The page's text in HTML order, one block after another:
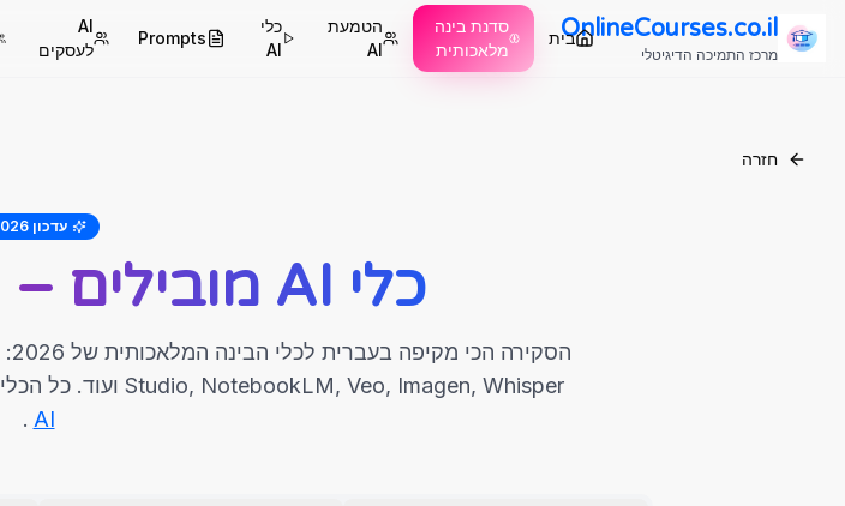
OnlineCourses.co.il
מרכז התמיכה הדיגיטלי
בית
סדנת בינה
מלאכותית
הטמעת
AI
כלי
AI
Prompts
AI
לעסקים
חזרה
עדכון 2026
כלי AI מובילים – המדריך המלא
Studio, NotebookLM, Veo, Imagen, Whisper ועוד. כל הכלים שמלמדים ב
AI
.